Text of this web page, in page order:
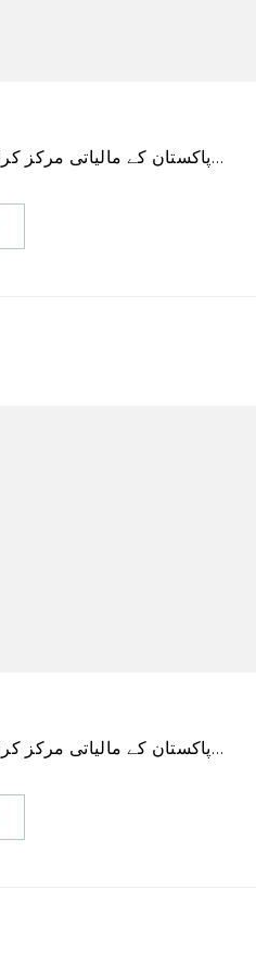
پاکستان کے مالیاتی مرکز کراچی کی تاجر برادری نے حکومتی حکام پر زور دیا ہے کہ وہ امن و امان…
پاکستان کے مالیاتی مرکز کراچی کی تاجر برادری نے حکومتی حکام پر زور دیا ہے کہ وہ امن و امان…